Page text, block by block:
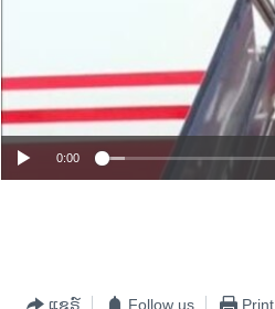
0:00
ແຊຣ໌ Follow us Print